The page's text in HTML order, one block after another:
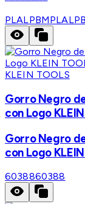
PLALPBM
KLEIN TOOLS
Gorro Negro
con Logo
Gorro Negro
con Logo
6038860388